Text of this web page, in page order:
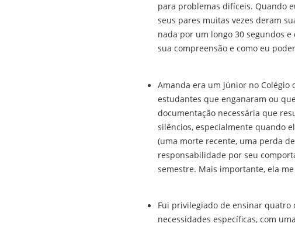
para problemas difíceis. Quando
seus pares muitas vezes deram
nada por um longo 30 segundos
sua compreensão e como eu
Amanda era um júnior no Colégio
estudantes que enganaram ou
documentação necessária que
silêncios, especialmente quando
(uma morte recente, uma perda
responsabilidade por seu
semestre. Mais importante, ela
Fui privilegiado de ensinar quatro
necessidades específicas, com